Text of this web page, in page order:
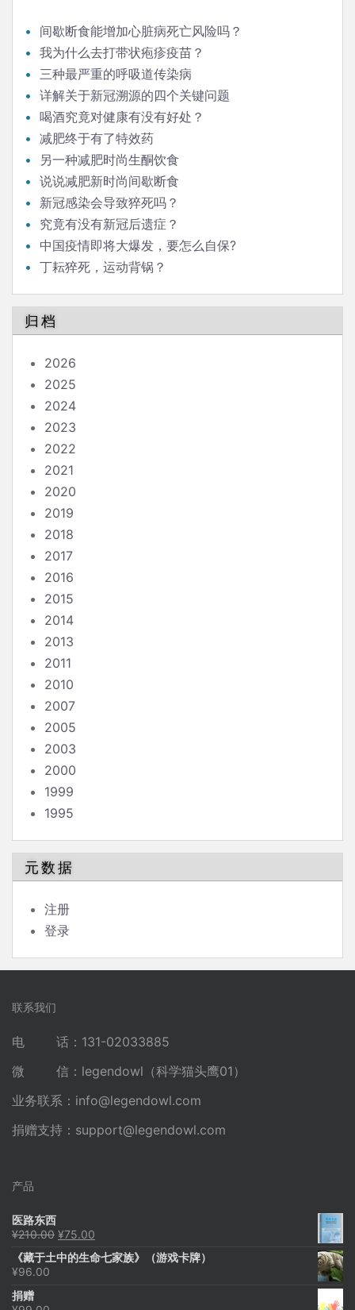
间歇断食能增加心脏病死亡风险吗？
我为什么去打带状疱疹疫苗？
三种最严重的呼吸道传染病
详解关于新冠溯源的四个关键问题
喝酒究竟对健康有没有好处？
减肥终于有了特效药
另一种减肥时尚生酮饮食
说说减肥新时尚间歇断食
新冠感染会导致猝死吗？
究竟有没有新冠后遗症？
中国疫情即将大爆发，要怎么自保?
丁耘猝死，运动背锅？
归档
2026
2025
2024
2023
2022
2021
2020
2019
2018
2017
2016
2015
2014
2013
2011
2010
2007
2005
2003
2000
1999
1995
元数据
注册
登录
联系我们
电 话：131-02033885
微 信：legendowl（科学猫头鹰01）
业务联系： info@legendowl.com
捐赠支持： support@legendowl.com
产品
医路东西
¥210.00 原
为：
¥75.00
价
《藏于土中的生命七家族》（游戏卡牌）
¥96.00
捐赠